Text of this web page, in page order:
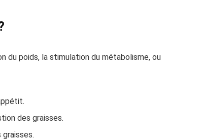
du poids, la stimulation du métabolisme, ou
des graisses.